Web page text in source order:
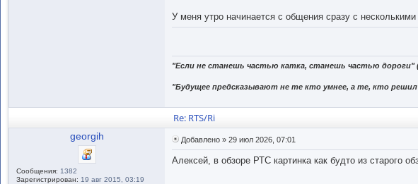
У меня утро начинается с общения сразу с
"Если не станешь частью катка, станешь частью дороги"
"Будущее предсказывают не те кто умнее, а те, кто
Re: RTS/Ri
georgih
Сообщения: 1382
Зарегистрирован: 19 авг 2015, 03:19
Добавлено » 29 июл 2026, 07:01
Алексей, в обзоре РТС картинка как будто из старого